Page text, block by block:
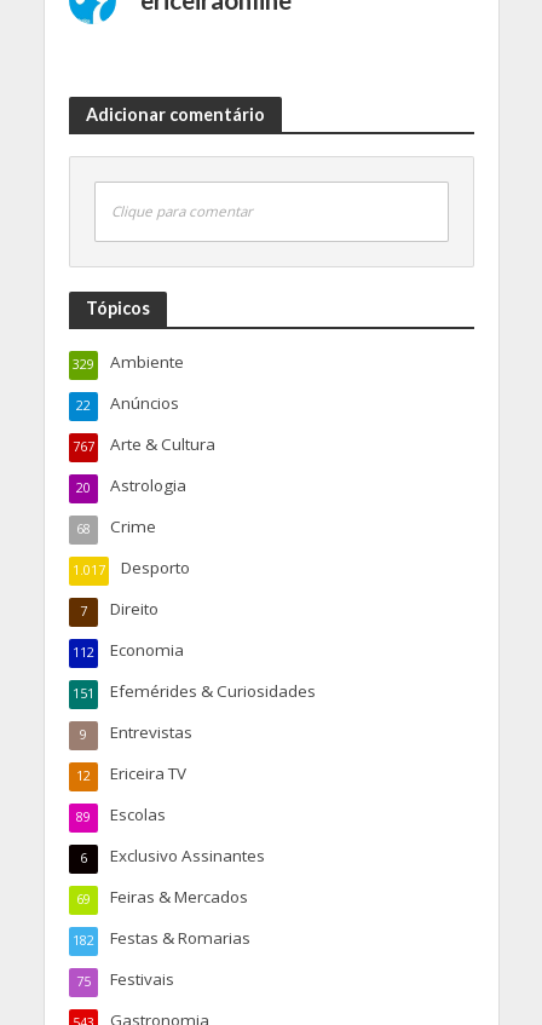
Adicionar comentário
Clique para comentar
Tópicos
Ambiente
329
Anúncios
22
Arte & Cultura
767
Astrologia
20
Crime
68
Desporto
1.017
Direito
7
Economia
112
Efemérides & Curiosidades
151
Entrevistas
9
Ericeira TV
12
Escolas
89
Exclusivo Assinantes
6
Feiras & Mercados
69
Festas & Romarias
182
Festivais
75